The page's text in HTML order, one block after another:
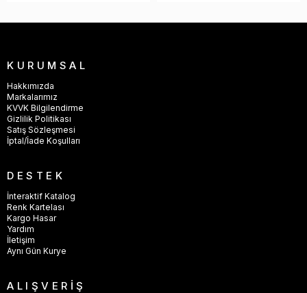
Tecrübemiz İle Tesislerimizde Üretilmektedir.
KURUMSAL
Hakkımızda
Markalarımız
KVVK Bilgilendirme
Gizlilik Politikası
Satış Sözleşmesi
İptal/İade Koşulları
DESTEK
İnteraktif Katalog
Renk Kartelası
Kargo Hasar
Yardım
İletişim
Aynı Gün Kurye
ALIŞVERİŞ